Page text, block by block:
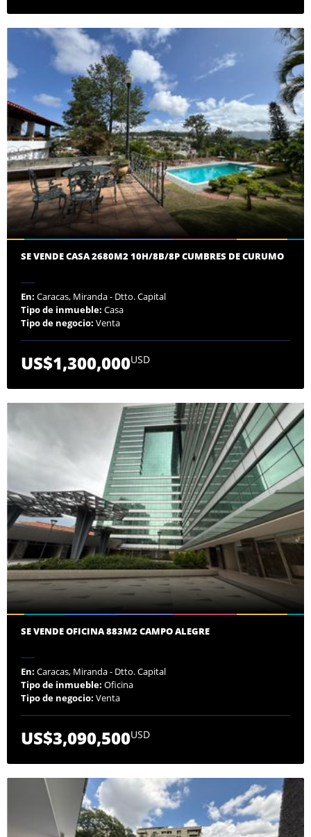
SE VENDE CASA 2680M2 10H/8B/8P CUMBRES DE CURUMO
En: Caracas, Miranda - Dtto. Capital
Tipo de inmueble: Casa
Tipo de negocio: Venta
US$1,300,000USD
SE VENDE OFICINA 883M2 CAMPO ALEGRE
En: Caracas, Miranda - Dtto. Capital
Tipo de inmueble: Oficina
Tipo de negocio: Venta
US$3,090,500USD